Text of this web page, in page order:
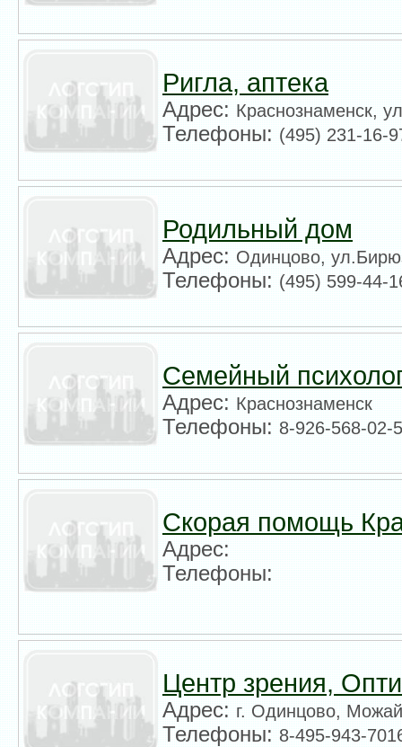
Ригла, аптека
Адрес:Краснознаменск,
Телефоны:(495) 231-16-
Родильный дом
Адрес:Одинцово,
Телефоны:(495) 599-44-
Семейный
Адрес:Краснознаменск
Телефоны:8-926-568-02-
Скорая помощь
Адрес:
Телефоны:
Центр зрения,
Адрес:г. Одинцово,
Телефоны:8-495-943-